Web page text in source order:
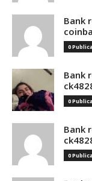
Bank
0
Bank
0
Bank
0